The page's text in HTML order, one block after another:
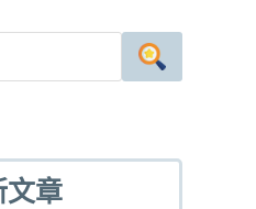
文章